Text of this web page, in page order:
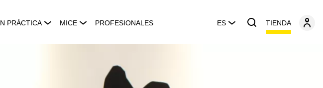
PRÁCTICA MICE PROFESIONALES ES TIENDA